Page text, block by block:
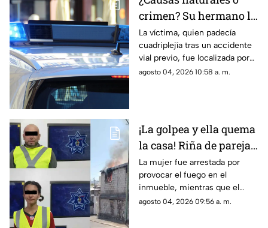
crimen? Su hermano la
encuentra MUERTA,
pero la postura de su
cuerpo desata
sospechas
La víctima, quien padecía
cuadriplejía tras un accidente
vial previo, fue localizada por
su hermano; las autoridades
agosto 04, 2026 10:58 a. m.
¡La golpea y ella quema
la casa! Riña de pareja
termina en incendio
total de vivienda en
Ciudad Juárez
La mujer fue arrestada por
provocar el fuego en el
inmueble, mientras que el
hombre fue detenido por
agosto 04, 2026 09:56 a. m.